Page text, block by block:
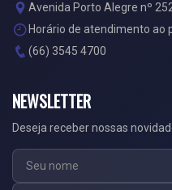
Avenida Porto Alegre nº
Horário de atendimento ao
(66) 3545 4700
NEWSLETTER
Deseja receber nossas